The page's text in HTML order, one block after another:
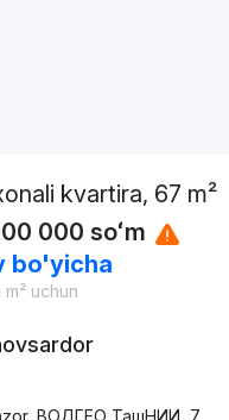
kvartira, 67 m²
000 soʻm
bo'yicha
m² uchun
ВОДГЕО ТашНИИ, 7,